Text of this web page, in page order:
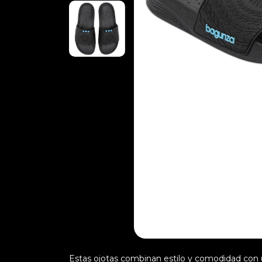
Estas ojotas combinan estilo y comodidad